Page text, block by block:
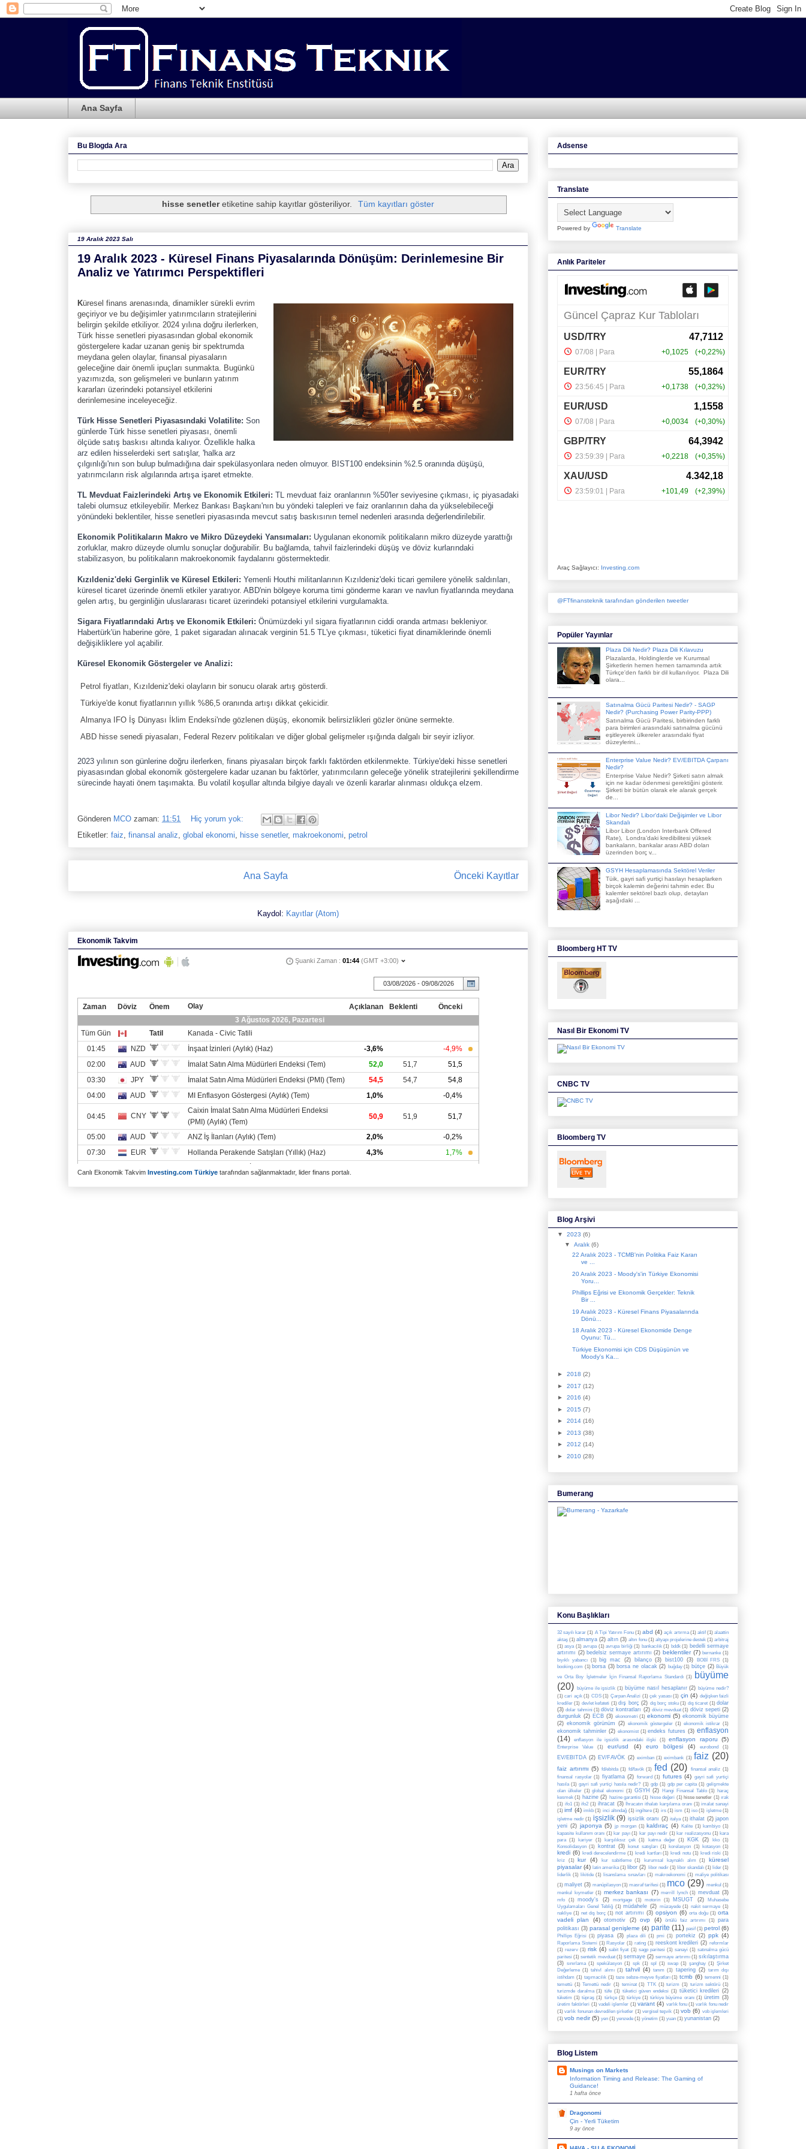
Ana Sayfa
Bu Blogda Ara
hisse senetleretiketine sahip kayıtlar gösteriliyor. Tüm kayıtları göster
19 Aralık 2023 Salı
19 Aralık 2023 - Küresel Finans Piyasalarında Dönüşüm: Derinlemesine Bir
Analiz ve Yatırımcı Perspektifleri
Küresel finans arenasında, dinamikler sürekli evrim
geçiriyor ve bu değişimler yatırımcıların stratejilerini
belirgin şekilde etkiliyor. 2024 yılına doğru ilerlerken,
Türk hisse senetleri piyasasından global ekonomik
göstergelere kadar uzanan geniş bir spektrumda
meydana gelen olaylar, finansal piyasaların
geleceğine dair önemli ipuçları sunmakta. Bugünkü
yazımızda, son gelişmeleri ve bunların yatırım
kararları üzerindeki potansiyel etkilerini
derinlemesine inceleyeceğiz.
Türk Hisse Senetleri Piyasasındaki Volatilite: Son
günlerde Türk hisse senetleri piyasası, önemli
ölçüde satış baskısı altında kalıyor. Özellikle halka
arz edilen hisselerdeki sert satışlar, 'halka arz
çılgınlığı'nın son bulup bulmadığına dair spekülasyonlara neden olmuyor. BIST100 endeksinin %2.5 oranında düşüşü,
yatırımcıların risk algılarında artışa işaret etmekte.
TL Mevduat Faizlerindeki Artış ve Ekonomik Etkileri: TL mevduat faiz oranlarının %50'ler seviyesine çıkması, iç piyasadaki
talebi olumsuz etkileyebilir. Merkez Bankası Başkanı'nın bu yöndeki talepleri ve faiz oranlarının daha da yükselebileceği
yönündeki beklentiler, hisse senetleri piyasasında mevcut satış baskısının temel nedenleri arasında değerlendirilebilir.
Ekonomik Politikaların Makro ve Mikro Düzeydeki Yansımaları: Uygulanan ekonomik politikaların mikro düzeyde yarattığı
zorluklar, makro düzeyde olumlu sonuçlar doğurabilir. Bu bağlamda, tahvil faizlerindeki düşüş ve döviz kurlarındaki
stabilizasyon, bu politikaların makroekonomik faydalarını göstermektedir.
Kızıldeniz'deki Gerginlik ve Küresel Etkileri: Yemenli Houthi militanlarının Kızıldeniz'deki ticari gemilere yönelik saldırıları,
küresel ticaret üzerinde önemli etkiler yaratıyor. ABD'nin bölgeye koruma timi gönderme kararı ve navlun fiyatlarında meydana
gelen artış, bu gerginliğin uluslararası ticaret üzerindeki potansiyel etkilerini vurgulamakta.
Sigara Fiyatlarındaki Artış ve Ekonomik Etkileri: Önümüzdeki yıl sigara fiyatlarının ciddi oranda artması bekleniyor.
Habertürk'ün haberine göre, 1 paket sigaradan alınacak verginin 51.5 TL'ye çıkması, tüketici fiyat dinamiklerinde önemli
değişikliklere yol açabilir.
Küresel Ekonomik Göstergeler ve Analizi:
Petrol fiyatları, Kızıldeniz'deki olayların bir sonucu olarak artış gösterdi.
Türkiye'de konut fiyatlarının yıllık %86,5 oranında artışı dikkat çekicidir.
Almanya IFO İş Dünyası İklim Endeksi'nde gözlenen düşüş, ekonomik belirsizlikleri gözler önüne sermekte.
ABD hisse senedi piyasaları, Federal Rezerv politikaları ve diğer global gelişmeler ışığında dalgalı bir seyir izliyor.
2023 yılının son günlerine doğru ilerlerken, finans piyasaları birçok farklı faktörden etkilenmekte. Türkiye'deki hisse senetleri
piyasasından global ekonomik göstergelere kadar uzanan bu faktörler, yatırımcıların geleceğe yönelik stratejilerini şekillendirme
sürecinde hayati önem taşımakta. Bu volatil koşullar altında bilgiye dayalı ve özenli kararlar alınması oldukça elzem.
Gönderen MCO zaman: 11:51
Hiç yorum yok:
Etiketler: faiz finansal analiz global ekonomi hisse senetler, makroekonomi petrol
Önceki Kayıtlar
Ana Sayfa
Kaydol: Kayıtlar (Atom)
Ekonomik Takvim
Canlı Ekonomik Takvim Investing.com Türkiye tarafından sağlanmaktadır, lider finans portalı.
Adsense
Translate
Powered by Translate
Anlık Pariteler
Araç Sağlayıcı: Investing.com
@FTfinansteknik tarafından gönderilen tweetler
Popüler Yayınlar
Plaza Dili Nedir? Plaza Dili Kılavuzu
Plazalarda, Holdinglerde ve Kurumsal
Şirketlerin hemen hemen tamamında artık
Türkçe'den farklı bir dil kullanılıyor. Plaza Dili
olara...
Satınalma Gücü Paritesi Nedir? - SAGP
Nedir? (Purchasing Power Parity-PPP)
Satınalma Gücü Paritesi, birbirinden farklı
para birimleri arasındaki satınalma gücünü
eşitleyerek ülkereler arasındaki fiyat
düzeylerini...
Enterprise Value Nedir? EV/EBITDA Çarpanı
Nedir?
Enterprise Value Nedir? Şirketi satın almak
için ne kadar ödenmesi gerektiğini gösterir.
Şirketi bir bütün olarak ele alarak gerçek
de...
Libor Nedir? Libor'daki Değişimler ve Libor
Skandalı
Libor Libor (London Interbank Offered
Rate), Londra’daki kredibilitesi yüksek
bankaların, bankalar arası ABD doları
üzerinden borç v...
GSYH Hesaplamasında Sektörel Veriler
Tüik, gayri safi yurtiçi hasılayı hesaplarken
birçok kalemin değerini tahmin eder. Bu
kalemler sektörel bazlı olup, detayları
aşağıdaki ...
Bloomberg HT TV
Nasıl Bir Ekonomi TV
CNBC TV
Bloomberg TV
Blog Arşivi
▼ 2023 (6)
▼ Aralık (6)
22 Aralık 2023 - TCMB'nin Politika Faiz Kararı
ve ...
20 Aralık 2023 - Moody's'in Türkiye Ekonomisi
Yoru...
Phillips Eğrisi ve Ekonomik Gerçekler: Teknik
Bir ...
19 Aralık 2023 - Küresel Finans Piyasalarında
Dönü...
18 Aralık 2023 - Küresel Ekonomide Denge
Oyunu: Tü...
Türkiye Ekonomisi için CDS Düşüşünün ve
Moody's Ka...
► 2018 (2)
► 2017 (12)
► 2016 (4)
► 2015 (7)
► 2014 (16)
► 2013 (38)
► 2012 (14)
► 2010 (28)
Bumerang
Konu Başlıkları
32 sayılı karar (1) A Tipi Yatırım Fonu (1) abd (4) açık artırma (1) aktif (1) alaattin
aktaş (1) almanya (2) altın (3) altın fonu (1) altyapı projelerine destek (1) arbitraj
(1) asya (1) avrupa (1) avrupa birliği (1) bankacılık (1) bddk (1) bedelli sermaye
artırımı (2) bedelsiz sermaye artırımı (2) beklentiler (7) bernanke (1)
bıyıklı yabancı (1) big mac (2) bilanço (3) bist100 (3) BOBİ FRS (1)
booking.com (1) borsa (3) borsa ne olacak (2) buğday (1) bütçe (2) Büyük
ve Orta Boy İşletmeler İçin Finansal Raporlama Standardı (1)
büyüme
(20)
büyüme ile işsizlik (1) büyüme nasıl hesaplanır (2) büyüme nedir?
(1) cari açık (1) CDS (1) Çarpan Analizi (1) çek yasası (1) çin (4) değişken faizli
krediler (1) devlet kefateti (1) dış borç (2) dış borç stoku (1) dış ticaret (1) dolar
(3) dolar tahmini (1) döviz kontratları (2) döviz mevduat (1) döviz sepeti (2)
durgunluk (2) ECB (3) ekonometri (1) ekonomi (5) ekonomik büyüme
(2) ekonomik görünüm (2) ekonomik göstergeler (1) ekonomik istikrar (1)
ekonomik tahminler (2) ekonomist (1) endeks futures (3) enflasyon
(14)
enflasyon ile işsizlik arasındaki ilişki (1) enflasyon raporu (5)
Enterprise Value (1) eur/usd (4) euro bölgesi (4) eurobond (1)
EV/EBITDA (2) EV/FAVÖK (2) eximban (1) eximbank (1) faiz (20)
faiz artırımı (5) fd/ebitda (1) fd/favök (1) fed (20) finansal analiz (1)
finansal rasyolar (1) fiyatlama (2) forward (1) futures (4) gayri safi yurtiçi
hasıla (1) gayri safi yurtiçi hasıla nedir? (1) gdp (1) gdp per capita (1) gelişmekte
olan ülkeler (1) global ekonomi (1) GSYH (2) Hangi Finansal Tablo (1)
haraç
kesmek (1) hazine (2) hazine garantisi (1) hisse değeri (1) hisse senetler (1) ırak
(1) ifo1 (1) ifo2 (1) ihracat (3) İhracatın ithalatı karşılama oranı (1) imalat sanayi
(1) imf (4) imkb (1) inci altındağ (1) ingiltere (1) irs (1) ism (1) iso (1) işletme (1)
işletme nedir (1) işsizlik (9) işsizlik oranı (2) italya (1) ithalat (2) japon
yeni (2) japonya (5) jp morgan (1) kaldıraç (4) Kalite (1) kambiyo (1)
kapasite kullanım oranı (1) kar payı (1) kar payı nedir (1) kar realizasyonu (1) kara
para (1) kariyer (1) karşılıksız çek (1) katma değer (1) KGK (2) kko (1)
Konsolidasyon (1) kontrat (3) konut satışları (1) korelasyon (1) kotasyon (1)
kredi (6) kredi derecelendirme (1) kredi kartları (1) kredi notu (1) kredi riski (1)
kriz
(1) kur (4) kur sabitleme (1) kurumsal kaynaklı alım (1)
küresel
piyasalar (4) latin amerika (1) libor (2) libor nedir (1) libor skandalı (1) lider (1)
liderlik (1) likitide (1) lisanslama sınavları (1) makroekonomi (1) maliye politikası
(1) maliyet (3) manüpilasyon (1) masraf tarifesi (1) mco (29) menkul (1)
menkul kıymetler (1) merkez bankası (7) merrill lynch (1) mevduat (3)
mfo (1) moody's (2) mortgage (1) motorin (1) MSUGT (2)
Muhasebe
Uygulamaları Genel Tebliğ (1) müdahele (2) müzayede (1) nakit sermaye (1)
nakliye (1) net dış borç (1) not artırımı (3) opsiyon (6) orta doğu (1) orta
vadeli plan
(4) otomotiv (2) ovp (4) örtülü faiz artırımı (1)
para
politikası (3) parasal genişleme (4) parite (11) pasif (1) petrol (6)
Phillips Eğrisi (1) piyasa (3) plaza dili (1) pmi (1) portekiz (2) ppk (4)
Raporlama Sistemi (1) Rasyolar (1) rating (1) reeskont kredileri (2) reformlar
(1) rezerv (1) risk (4) sabit fiyat (1) sagp paritesi (1) sanayi (1) satınalma gücü
paritesi (1) sentetik mevduat (1) sermaye (2) sermaye artırımı (1) sıkılaştırma
(3) sınırlama (1) spekülasyon (1) spk (1) spl (1) swap (1) şanghay (1) Şirket
Değerleme (1) tahivl alımı (1) tahvil (4) tanım (1) tapering (2) tarım dışı
istihdam (1) taşımacılık (1) taze sebze-meyve fiyatları (1) tcmb (6) temenni (1)
temettü (1) Temettü nedir (1) teminat (1) TTK (1) turizm (1) turizm sektörü (1)
turizmde daralma (1) tüfe (1) tüketici güven endeksi (1) tüketici kredileri (2)
tüketim (1) tüpraş (1) türkçe (1) türkiye (1) türkiye büyüme oranı (1) üretim (3)
üretim faktörleri (1) vadeli işlemler (1) varant (4) varlık fonu (1) varlık fonu nedir
(1) varlık fonunan devredilen şirketler (1) vergisel teşvik (1) vob (6) vob işlemleri
(1) vob nedir (5) yen (1) yenzede (1) yönetim (1) yuan (1) yunanistan (2)
Blog Listem
Musings on Markets
Information Timing and Release: The Gaming of
Guidance!
1 hafta önce
Dragonomi
Çin - Yerli Tüketim
9 ay önce